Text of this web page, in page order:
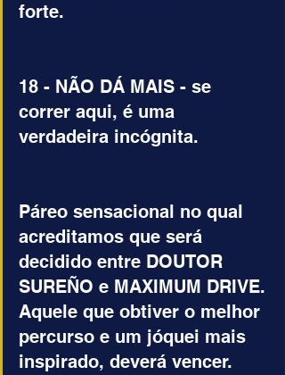
forte.
18 - NÃO DÁ MAIS - se
correr aqui, é uma
verdadeira incógnita.
Páreo sensacional no qual
acreditamos que será
decidido entre DOUTOR
SUREÑO e MAXIMUM DRIVE.
Aquele que obtiver o melhor
percurso e um jóquei mais
inspirado, deverá vencer.